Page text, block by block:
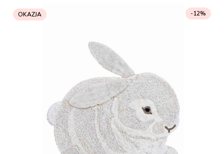
OKAZJA -12%